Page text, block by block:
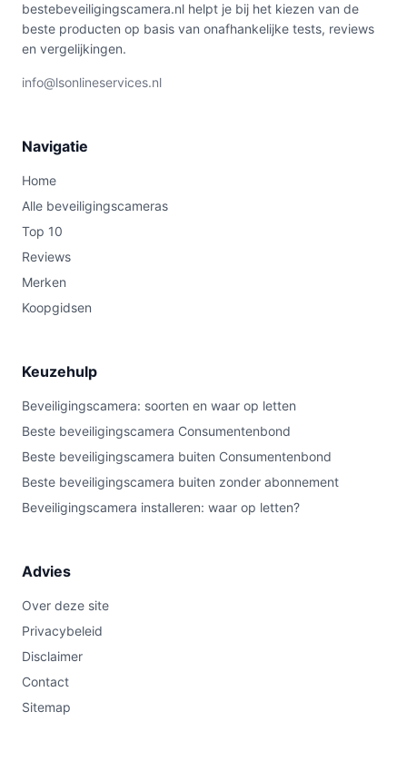
bestebeveiligingscamera.nl helpt je bij het kiezen van de
beste producten op basis van onafhankelijke tests, reviews
en vergelijkingen.
info@lsonlineservices.nl
Navigatie
Home
Alle beveiligingscameras
Top 10
Reviews
Merken
Koopgidsen
Keuzehulp
Beveiligingscamera: soorten en waar op letten
Beste beveiligingscamera Consumentenbond
Beste beveiligingscamera buiten Consumentenbond
Beste beveiligingscamera buiten zonder abonnement
Beveiligingscamera installeren: waar op letten?
Advies
Over deze site
Privacybeleid
Disclaimer
Contact
Sitemap